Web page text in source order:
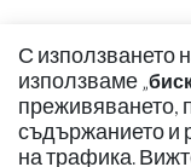
С използването
използваме „
преживяването,
съдържанието и
на трафика.